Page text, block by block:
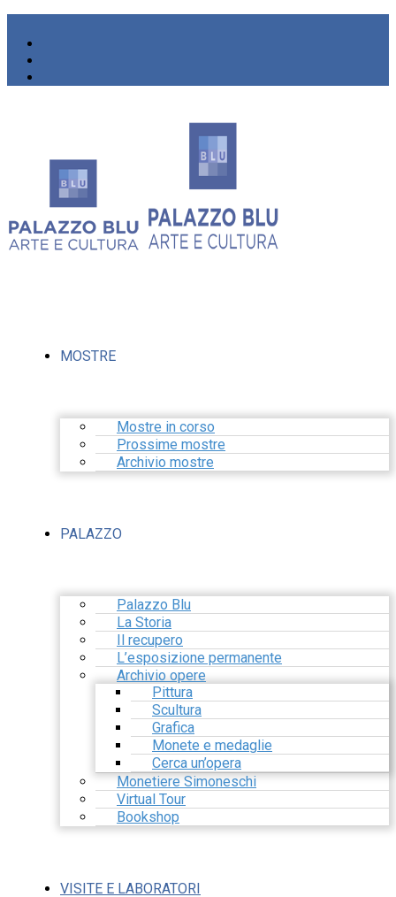
MOSTRE
Mostre in corso
Prossime mostre
Archivio mostre
PALAZZO
Palazzo Blu
La Storia
Il recupero
L’esposizione permanente
Archivio opere
Pittura
Scultura
Grafica
Monete e medaglie
Cerca un’opera
Monetiere Simoneschi
Virtual Tour
Bookshop
VISITE E LABORATORI